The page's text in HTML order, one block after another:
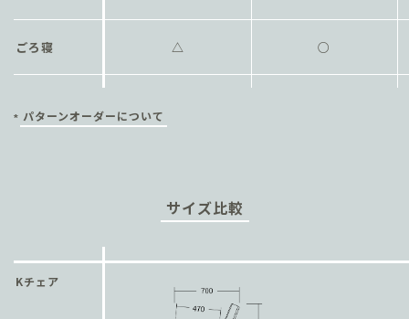
Kチェアは1962年からつくり続けていますが、現在に至るまで時代
に合わせて素材や構造、そして掛け心地をアップデートしていま
を交換することで、長くお使いいただけます。
シートクッション
ロビーチェアのシートクッションには、型崩れしにくく耐久性に優
れるモールドウレタンクッションを使用。置きクッションのため、
ます。
point ３：
すべてが交換可能な
ことができます。
ごろ寝 △ ○
* パターンオーダーについて
サイズ比較
Kチェア